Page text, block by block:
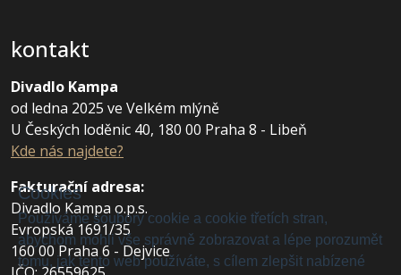
kontakt
Divadlo Kampa
od ledna 2025 ve Velkém mlýně
U Českých loděnic 40, 180 00 Praha 8 - Libeň
Kde nás najdete?
Fakturační adresa:
Divadlo Kampa o.p.s.
Evropská 1691/35
160 00 Praha 6 - Dejvice
Cookies
Používáme soubory cookie a cookie třetích stran,
abychom mohli vše správně zobrazovat a lépe porozumět
tomu, jak tento web používáte, s cílem zlepšit nabízené